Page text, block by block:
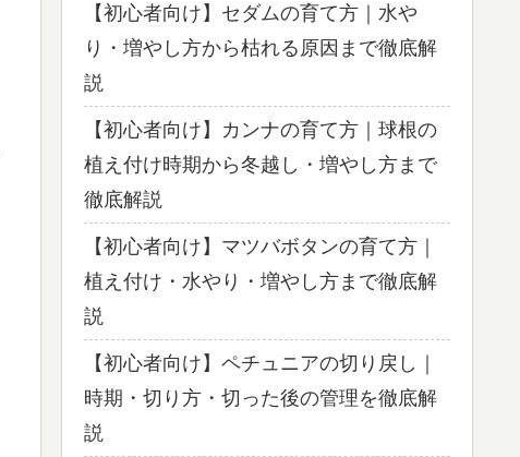
【初心者向け】セダムの育て方｜水や
り・増やし方から枯れる原因まで徹底解
説
【初心者向け】カンナの育て方｜球根の
植え付け時期から冬越し・増やし方まで
徹底解説
【初心者向け】マツバボタンの育て方｜
植え付け・水やり・増やし方まで徹底解
説
【初心者向け】ペチュニアの切り戻し｜
時期・切り方・切った後の管理を徹底解
説